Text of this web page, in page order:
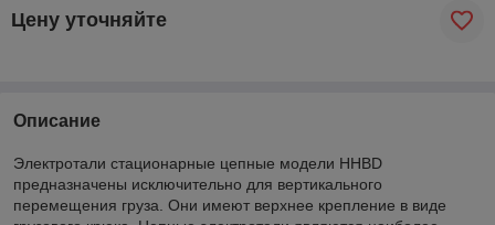
Цену уточняйте
Описание
Электротали стационарные цепные модели HHBD
предназначены исключительно для вертикального
перемещения груза. Они имеют верхнее крепление в виде